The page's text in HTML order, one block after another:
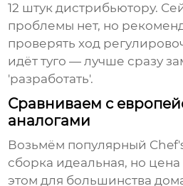
12 штук дистрибьютору.
проблемы нет, но
проверять ход
идёт туго — лучше сразу
'разработать'.
Сравниваем с
аналогами
Возьмём популярный
сборка идеальная, но
этом для большинства